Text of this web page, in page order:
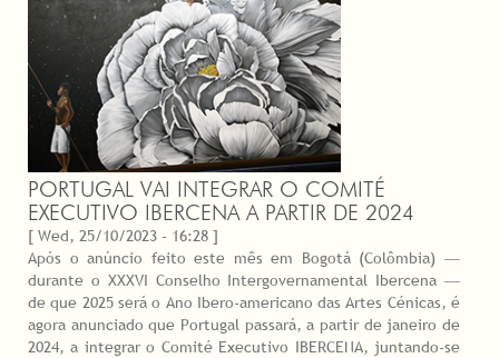
PORTUGAL VAI INTEGRAR O COMITÉ
EXECUTIVO IBERCENA A PARTIR DE 2024
[ Wed, 25/10/2023 - 16:28 ]
Após o anúncio feito este mês em Bogotá (Colômbia) ―
durante o XXXVI Conselho Intergovernamental Ibercena ―
de que 2025 será o Ano Ibero-americano das Artes Cénicas, é
agora anunciado que Portugal passará, a partir de janeiro de
2024, a integrar o Comité Executivo IBERCENA, juntando-se